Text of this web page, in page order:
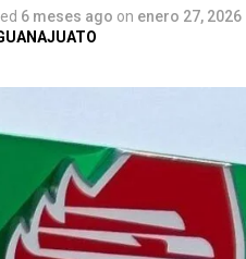
6 meses ago on enero 27, 2026